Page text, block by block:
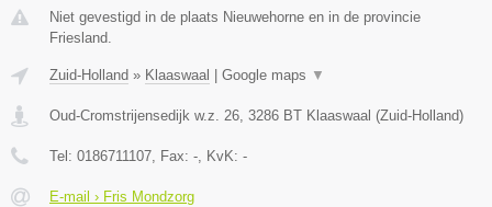
Niet gevestigd in de plaats Nieuwehorne en in de provincie
Friesland.
Zuid-Holland » Klaaswaal Google maps ▼
Oud-Cromstrijensedijk w.z. 26, 3286 BT Klaaswaal (Zuid-Holland)
Tel: 0186711107, Fax: -, KvK: -
E-mail › Fris Mondzorg